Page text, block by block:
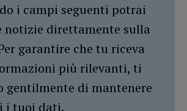
i campi seguenti potrai
notizie direttamente sulla
garantire che tu riceva
più rilevanti, ti
gentilmente di mantenere
i tuoi dati.